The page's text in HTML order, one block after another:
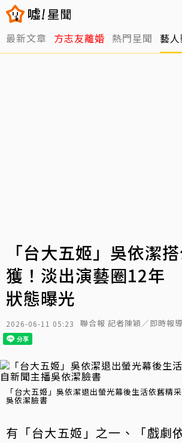
最新文章 方志友離婚 熱門星聞 藝
「台大五姬」吳依潔
獲！淡出演藝圈12年
狀態曝光
2026-06-11 05:23 聯合報 記者陳穎／即時報導
「台大五姬」吳依潔退出螢光幕後生活依舊精
吳依潔臉書
有「台大五姬」之一、「戲劇